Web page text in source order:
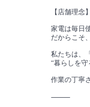
【店舗理念】
家電は毎日
だからこそ
私たちは、
“暮らしを
作業の丁寧
⸻